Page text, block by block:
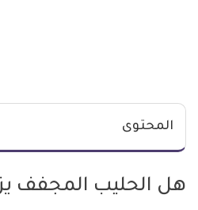
المحتوى
هل الحليب المجفف